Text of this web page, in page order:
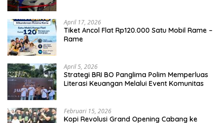
April 17, 2026
Tiket Ancol Flat Rp120.000 Satu Mobil Rame –
Rame
April 5, 2026
​Strategi BRI BO Panglima Polim Memperluas
Literasi Keuangan Melalui Event Komunitas
Februari 15, 2026
Kopi Revolusi Grand Opening Cabang ke